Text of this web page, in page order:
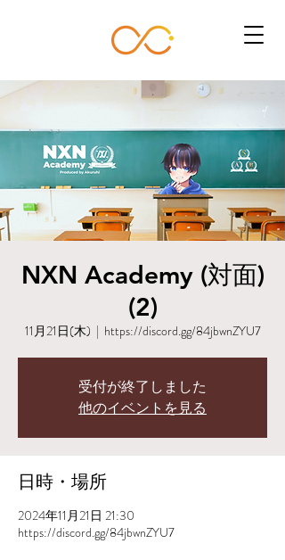
NXN Academy (対面)
(2)
11月21日(木)
  |
https://discord.gg/84jbwnZYU7
受付が終了しました
他のイベントを見る
日時・場所
2024年11月21日 21:30
https://discord.gg/84jbwnZYU7